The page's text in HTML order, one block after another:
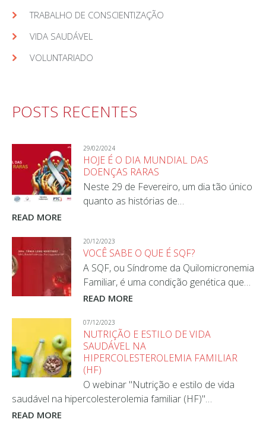
TRABALHO DE CONSCIENTIZAÇÃO
VIDA SAUDÁVEL
VOLUNTARIADO
POSTS RECENTES
29/02/2024
HOJE É O DIA MUNDIAL DAS
DOENÇAS RARAS
Neste 29 de Fevereiro, um dia tão único
quanto as histórias de…
READ MORE
20/12/2023
VOCÊ SABE O QUE É SQF?
A SQF, ou Síndrome da Quilomicronemia
Familiar, é uma condição genética que…
READ MORE
07/12/2023
NUTRIÇÃO E ESTILO DE VIDA
SAUDÁVEL NA
HIPERCOLESTEROLEMIA FAMILIAR
(HF)
O webinar "Nutrição e estilo de vida
saudável na hipercolesterolemia familiar (HF)"…
READ MORE